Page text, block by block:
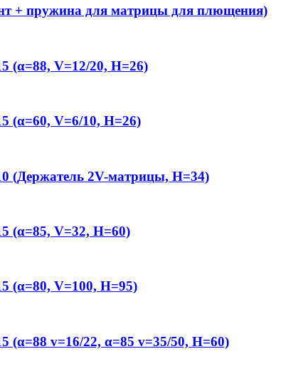
+ пружина для матрицы для плющения)
(α=88, V=12/20, H=26)
(α=60, V=6/10, H=26)
(Держатель 2V-матрицы, H=34)
(α=85, V=32, H=60)
(α=80, V=100, H=95)
(α=88 v=16/22, α=85 v=35/50, H=60)